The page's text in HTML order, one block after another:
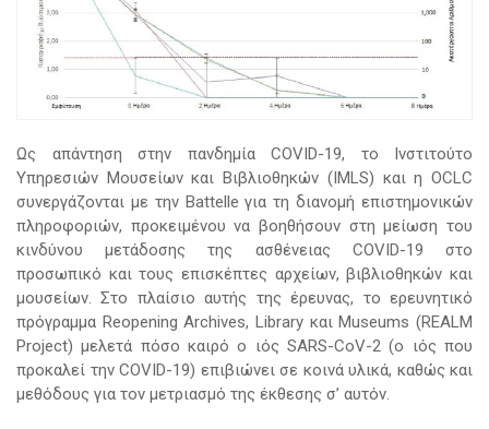
Ως απάντηση στην πανδημία COVID-19, το Ινστιτούτο
Υπηρεσιών Μουσείων και Βιβλιοθηκών (IMLS) και η OCLC
συνεργάζονται με την Battelle για τη διανομή επιστημονικών
πληροφοριών, προκειμένου να βοηθήσουν στη μείωση του
κινδύνου μετάδοσης της ασθένειας COVID-19 στο
προσωπικό και τους επισκέπτες αρχείων, βιβλιοθηκών και
μουσείων. Στο πλαίσιο αυτής της έρευνας, το ερευνητικό
πρόγραμμα Reopening Archives, Library και Museums (REALM
Project) μελετά πόσο καιρό ο ιός SARS-CoV-2 (ο ιός που
προκαλεί την COVID-19) επιβιώνει σε κοινά υλικά, καθώς και
μεθόδους για τον μετριασμό της έκθεσης σ’ αυτόν.